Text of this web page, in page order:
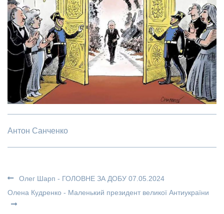
Антон Санченко
Олег Шарп - ГОЛОВНЕ ЗА ДОБУ 07.05.2024
Олена Кудренко - Маленький президент великої Антиукраїни